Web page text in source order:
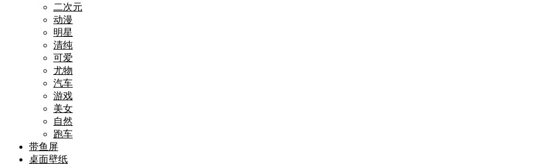
二次元
动漫
明星
清纯
可爱
尤物
汽车
游戏
美女
自然
跑车
带鱼屏
桌面壁纸